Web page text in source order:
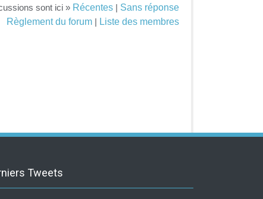
sont ici » Récentes | Sans réponse
Règlement du forum | Liste des membres
Tweets